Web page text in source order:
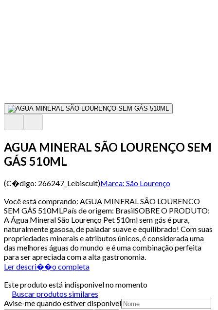
AGUA MINERAL SÃO LOURENÇO SEM
GÁS 510ML
(C�digo: 266247_Lebiscuit)Marca: São Lourenço
Você está comprando: AGUA MINERAL SÃO LOURENCO
SEM GÁS 510MLPaís de origem: BrasilSOBRE O PRODUTO:
A Água Mineral São Lourenço Pet 510ml sem gás é pura,
naturalmente gasosa, de paladar suave e equilibrado! Com suas
propriedades minerais e atributos únicos, é considerada uma
das melhores águas do mundo e é uma combinação perfeita
para ser apreciada com a alta gastronomia.
Ler descri��o completa
Este produto está indisponivel no momento
Buscar produtos similares
Avise-me quando estiver disponivel